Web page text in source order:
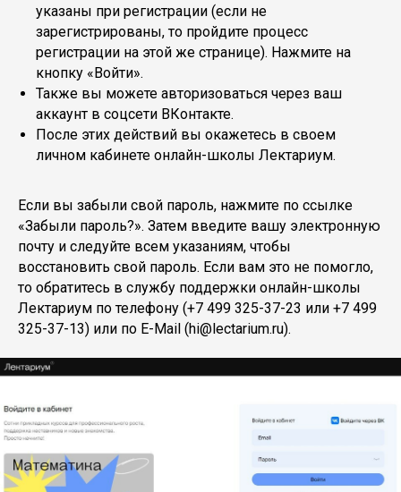
указаны при регистрации (если не
зарегистрированы, то пройдите процесс
регистрации на этой же странице). Нажмите на
кнопку «Войти».
Также вы можете авторизоваться через ваш
аккаунт в соцсети ВКонтакте.
После этих действий вы окажетесь в своем
личном кабинете онлайн-школы Лектариум.
Если вы забыли свой пароль, нажмите по ссылке
«Забыли пароль?». Затем введите вашу электронную
почту и следуйте всем указаниям, чтобы
восстановить свой пароль. Если вам это не помогло,
то обратитесь в службу поддержки онлайн-школы
Лектариум по телефону (+7 499 325-37-23 или +7 499
325-37-13) или по E-Mail (hi@lectarium.ru).